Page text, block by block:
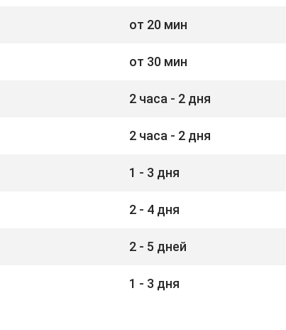
от 20 мин
от 30 мин
2 часа - 2 дня
2 часа - 2 дня
1 - 3 дня
2 - 4 дня
2 - 5 дней
1 - 3 дня